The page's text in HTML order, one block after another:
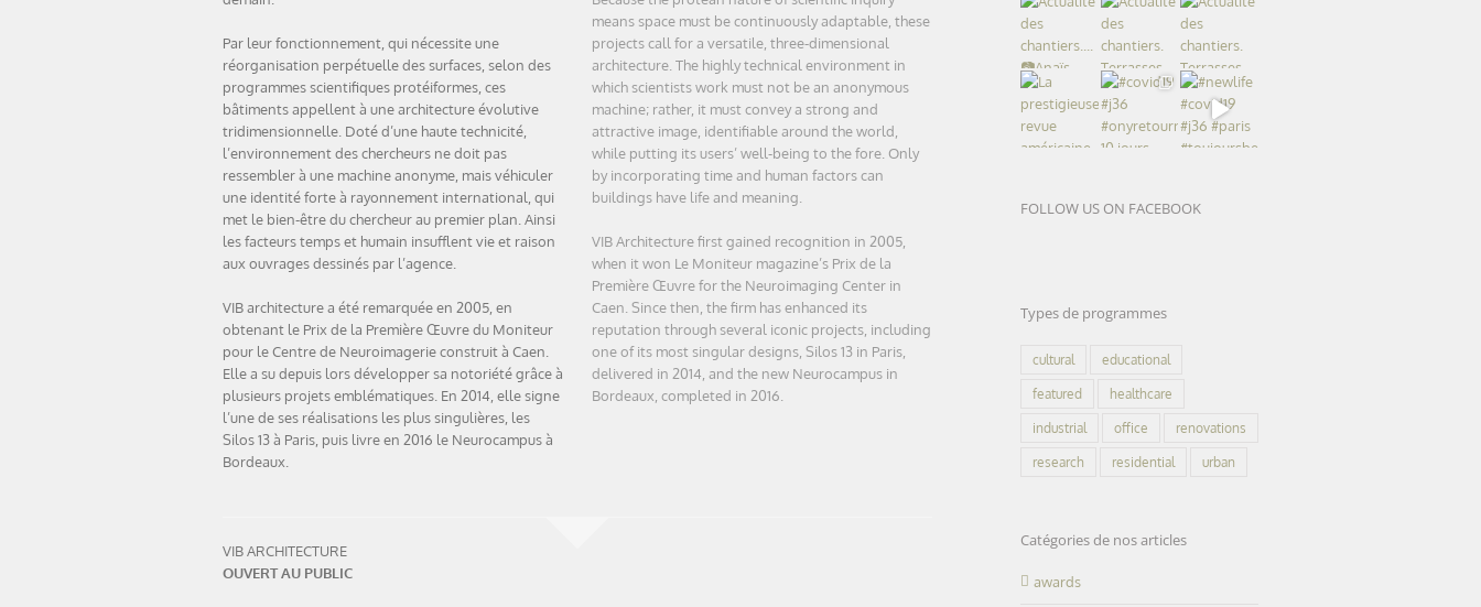
Par leur fonctionnement, qui nécessite une
réorganisation perpétuelle des surfaces, selon des
programmes scientifiques protéiformes, ces
bâtiments appellent à une architecture évolutive
tridimensionnelle. Doté d’une haute technicité,
l’environnement des chercheurs ne doit pas
ressembler à une machine anonyme, mais véhiculer
une identité forte à rayonnement international, qui
met le bien-être du chercheur au premier plan. Ainsi
les facteurs temps et humain insufflent vie et raison
aux ouvrages dessinés par l’agence.
VIB architecture a été remarquée en 2005, en
obtenant le Prix de la Première Œuvre du Moniteur
pour le Centre de Neuroimagerie construit à Caen.
Elle a su depuis lors développer sa notoriété grâce à
plusieurs projets emblématiques. En 2014, elle signe
l’une de ses réalisations les plus singulières, les
Silos 13 à Paris, puis livre en 2016 le Neurocampus à
Bordeaux.
means space must be continuously adaptable, these
projects call for a versatile, three-dimensional
architecture. The highly technical environment in
which scientists work must not be an anonymous
machine; rather, it must convey a strong and
attractive image, identifiable around the world,
while putting its users’ well-being to the fore. Only
by incorporating time and human factors can
buildings have life and meaning.
VIB Architecture first gained recognition in 2005,
when it won Le Moniteur magazine’s Prix de la
Première Œuvre for the Neuroimaging Center in
Caen. Since then, the firm has enhanced its
reputation through several iconic projects, including
one of its most singular designs, Silos 13 in Paris,
delivered in 2014, and the new Neurocampus in
Bordeaux, completed in 2016.
VIB ARCHITECTURE
OUVERT AU PUBLIC
FOLLOW US ON FACEBOOK
Types de programmes
cultural educational
featured healthcare
industrial office renovations
research residential urban
Catégories de nos articles
awards